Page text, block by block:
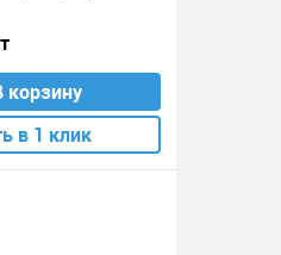
корзину
в 1 клик